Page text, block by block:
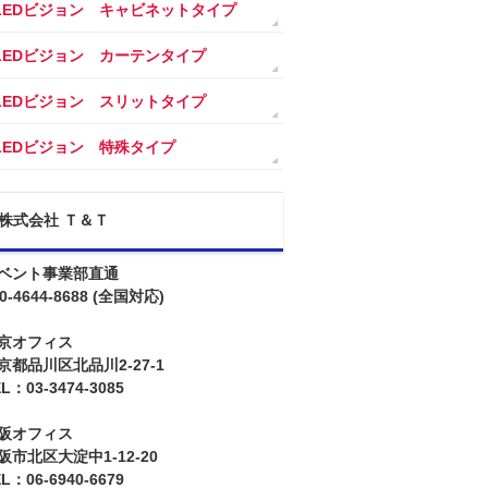
ビジョン キャビネットタイプ
ビジョン カーテンタイプ
ビジョン スリットタイプ
ビジョン 特殊タイプ
式会社 Ｔ＆Ｔ
ント事業部直通
4644-8688 (全国対応)
オフィス
都品川区北品川2-27-1
：03-3474-3085
オフィス
市北区大淀中1-12-20
：06-6940-6679